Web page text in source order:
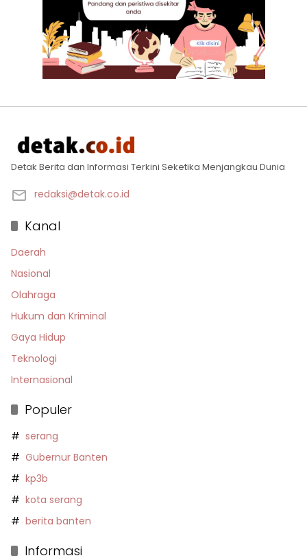
Detak Berita dan Informasi Terkini Seketika Menjangkau Dunia
redaksi@detak.co.id
Kanal
Daerah
Nasional
Olahraga
Hukum dan Kriminal
Gaya Hidup
Teknologi
Internasional
Populer
serang
Gubernur Banten
kp3b
kota serang
berita banten
Informasi